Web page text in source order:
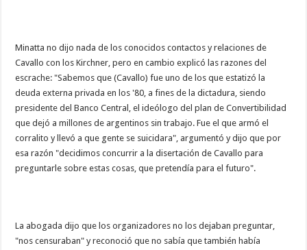
Minatta no dijo nada de los conocidos contactos y relaciones de
Cavallo con los Kirchner, pero en cambio explicó las razones del
escrache: "Sabemos que (Cavallo) fue uno de los que estatizó la
deuda externa privada en los '80, a fines de la dictadura, siendo
presidente del Banco Central, el ideólogo del plan de Convertibilidad
que dejó a millones de argentinos sin trabajo. Fue el que armó el
corralito y llevó a que gente se suicidara", argumentó y dijo que por
esa razón "decidimos concurrir a la disertación de Cavallo para
preguntarle sobre estas cosas, que pretendía para el futuro".
La abogada dijo que los organizadores no los dejaban preguntar,
"nos censuraban" y reconoció que no sabía que también había